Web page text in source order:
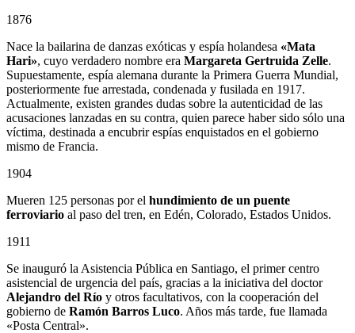
1876
Nace la bailarina de danzas exóticas y espía holandesa «Mata
Hari», cuyo verdadero nombre era Margareta Gertruida Zelle.
Supuestamente, espía alemana durante la Primera Guerra Mundial,
posteriormente fue arrestada, condenada y fusilada en 1917.
Actualmente, existen grandes dudas sobre la autenticidad de las
acusaciones lanzadas en su contra, quien parece haber sido sólo una
víctima, destinada a encubrir espías enquistados en el gobierno
mismo de Francia.
1904
Mueren 125 personas por el hundimiento de un puente
ferroviario al paso del tren, en Edén, Colorado, Estados Unidos.
1911
Se inauguró la Asistencia Pública en Santiago, el primer centro
asistencial de urgencia del país, gracias a la iniciativa del doctor
Alejandro del Río y otros facultativos, con la cooperación del
gobierno de Ramón Barros Luco. Años más tarde, fue llamada
«Posta Central».